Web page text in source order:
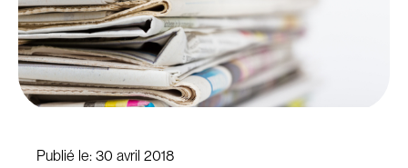
Publié le: 30 avril 2018